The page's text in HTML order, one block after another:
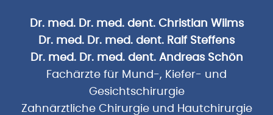
Dr. med. Dr. med. dent. Christian Wilms
Dr. med. Dr. med. dent. Ralf Steffens
Dr. med. Dr. med. dent. Andreas Schön
Fachärzte für Mund-, Kiefer- und
Gesichtschirurgie
Zahnärztliche Chirurgie und Hautchirurgie